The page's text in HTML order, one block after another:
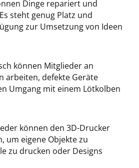
Dinge repariert und
steht genug Platz und
zur Umsetzung von Ideen
können Mitglieder an
arbeiten, defekte Geräte
Umgang mit einem Lötkolben
können den 3D-Drucker
um eigene Objekte zu
zu drucken oder Designs